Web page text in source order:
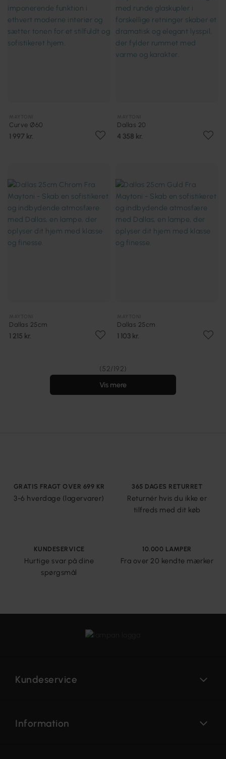
Curve Ø60
1 997 kr.
Dallas 20
4 358 kr.
Dallas 25cm
1 215 kr.
Dallas 25cm
1 103 kr.
(52/192)
Vis mere
GRATIS FRAGT OVER 699 KR
3-6 hverdage (lagervarer)
365 DAGES RETURRET
Returnér hvis du ikke er
tilfreds med dit køb
KUNDESERVICE
Hurtige svar på dine
spørgsmål
10.000 LAMPER
Fra over 20 kendte mærker
Kundeservice
Information